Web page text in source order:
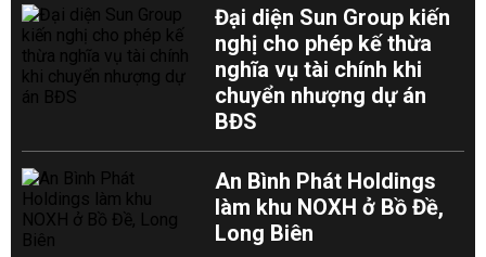
Đại diện Sun Group kiến
nghị cho phép kế thừa
nghĩa vụ tài chính khi
chuyển nhượng dự án
BĐS
An Bình Phát Holdings
làm khu NOXH ở Bồ Đề,
Long Biên